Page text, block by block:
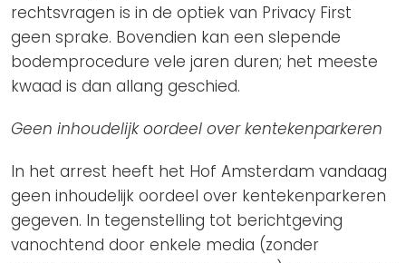
rechtsvragen is in de optiek van Privacy First
geen sprake. Bovendien kan een slepende
bodemprocedure vele jaren duren; het meeste
kwaad is dan allang geschied.
Geen inhoudelijk oordeel over kentekenparkeren
In het arrest heeft het Hof Amsterdam vandaag
geen inhoudelijk oordeel over kentekenparkeren
gegeven. In tegenstelling tot berichtgeving
vanochtend door enkele media (zonder